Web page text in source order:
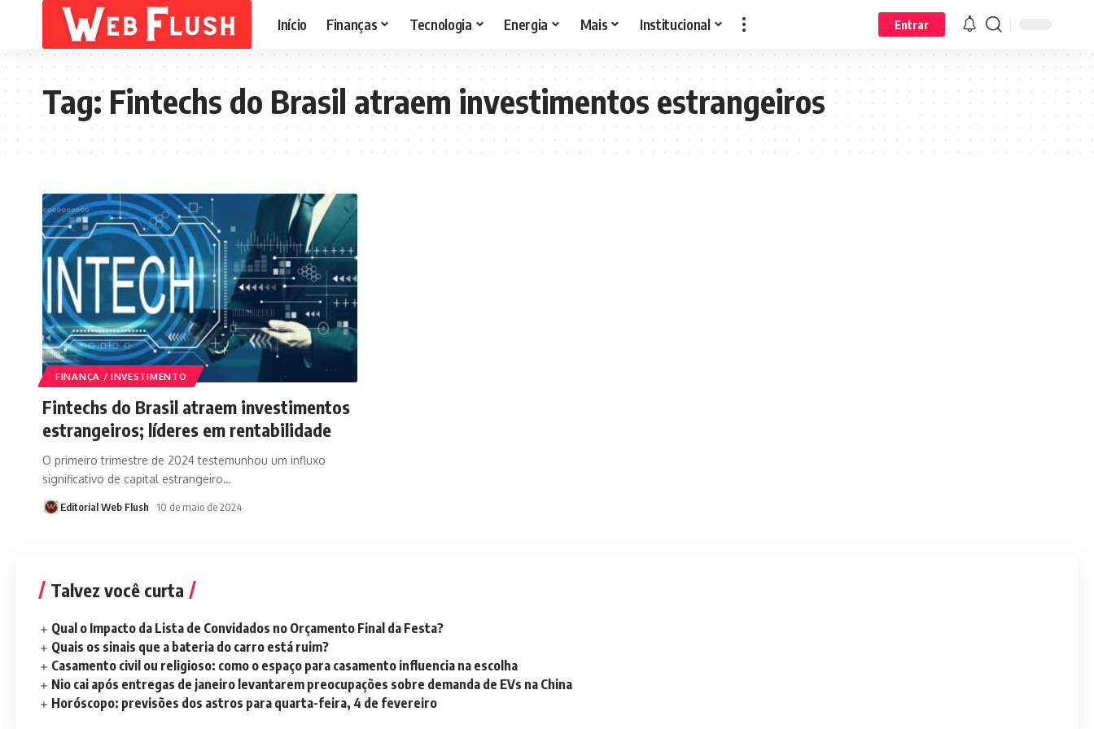
Início Finanças Tecnologia Energia Mais Institucional Entrar
Tag:Fintechs do Brasil atraem investimentos estrangeiros
FINANÇA / INVESTIMENTO
Fintechs do Brasil atraem investimentos
estrangeiros; líderes em rentabilidade
O primeiro trimestre de 2024 testemunhou um influxo
significativo de capital estrangeiro…
Editorial Web Flush 10 de maio de 2024
Talvez você curta
Qual o Impacto da Lista de Convidados no Orçamento Final da Festa?
Quais os sinais que a bateria do carro está ruim?
Casamento civil ou religioso: como o espaço para casamento influencia na escolha
Nio cai após entregas de janeiro levantarem preocupações sobre demanda de EVs na China
Horóscopo: previsões dos astros para quarta-feira, 4 de fevereiro